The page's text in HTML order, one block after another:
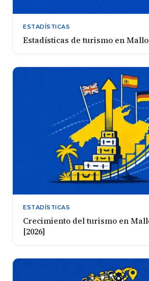
ESTADÍSTICAS
Estadísticas de turismo en
ESTADÍSTICAS
Crecimiento del turismo en
[2026]